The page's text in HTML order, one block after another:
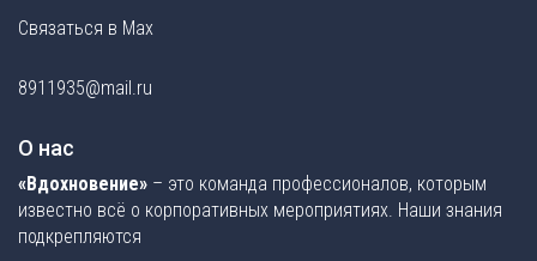
Связаться в Max
8911935@mail.ru
О нас
«Вдохновение» – это команда профессионалов, которым
известно всё о корпоративных мероприятиях. Наши знания
подкрепляются